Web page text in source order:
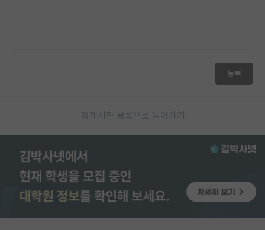
등록
게시판 목록으로 돌아가기